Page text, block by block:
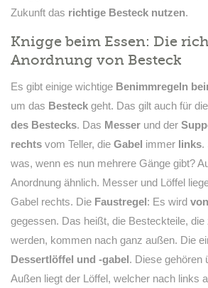
Zukunft das richtige Besteck nutzen.
Knigge beim Essen: Die
Anordnung von Besteck
Es gibt einige wichtige Benimmregeln
um das Besteck geht. Das gilt auch für
des Bestecks. Das Messer und der
rechts vom Teller, dieGabel immer links.
was, wenn es nun mehrere Gänge gibt?
Anordnung ähnlich. Messer und Löffel
Gabel rechts. Die Faustregel: Es wird
gegessen. Das heißt, die Besteckteile,
werden, kommen nach ganz außen. Die
Dessertlöffel und -gabel. Diese gehören
Außen liegt der Löffel, welcher nach links